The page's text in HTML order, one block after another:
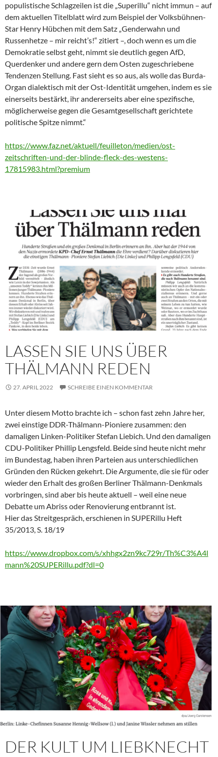
populistische Schlagzeilen ist die „Superillu“ nicht immun – auf
dem aktuellen Titelblatt wird zum Beispiel der Volksbühnen-
Star Henry Hübchen mit dem Satz „Genderwahn und
Russenhetze – mir reicht’s!“ zitiert –, doch wenn es um die
Demokratie selbst geht, nimmt sie deutlich gegen AfD,
Querdenker und andere gern dem Osten zugeschriebene
Tendenzen Stellung. Fast sieht es so aus, als wolle das Burda-
Organ dialektisch mit der Ost-Identität umgehen, indem es sie
einerseits bestärkt, ihr andererseits aber eine spezifische,
möglicherweise gegen die Gesamtgesellschaft gerichtete
politische Spitze nimmt.“
https://www.faz.net/aktuell/feuilleton/medien/ost-
zeitschriften-und-der-blinde-fleck-des-westens-
17815983.html?premium
LASSEN SIE UNS ÜBER
THÄLMANN REDEN
27. APRIL 2022 SCHREIBE EINEN KOMMENTAR
Unter diesem Motto brachte ich – schon fast zehn Jahre her,
zwei einstige DDR-Thälmann-Pioniere zusammen: den
damaligen Linken-Politiker Stefan Liebich. Und den damaligen
CDU-Politiker Phillip Lengsfeld. Beide sind heute nicht mehr
im Bundestag, haben ihren Parteien aus unterschiedlichen
Gründen den Rücken gekehrt. Die Argumente, die sie für oder
wieder den Erhalt des großen Berliner Thälmann-Denkmals
vorbringen, sind aber bis heute aktuell – weil eine neue
Debatte um Abriss oder Renovierung entbrannt ist.
Hier das Streitgespräch, erschienen in SUPERillu Heft
35/2013, S. 18/19
https://www.dropbox.com/s/xhhgx2zn9kc729r/Th%C3%A4l
mann%20SUPERillu.pdf?dl=0
DER KULT UM LIEBKNECHT